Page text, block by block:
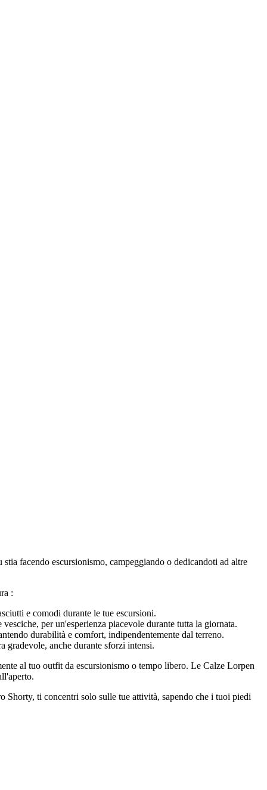
facendo escursionismo, campeggiando o dedicandoti ad altre
:
e comodi durante le tue escursioni.
per un'esperienza piacevole durante tutta la giornata.
durabilità e comfort, indipendentemente dal terreno.
gradevole, anche durante sforzi intensi.
al tuo outfit da escursionismo o tempo libero. Le Calze Lorpen
Shorty, ti concentri solo sulle tue attività, sapendo che i tuoi piedi